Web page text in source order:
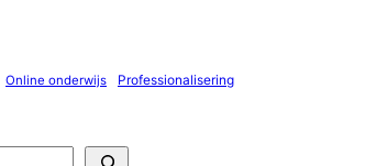
Online onderwijs Professionalisering